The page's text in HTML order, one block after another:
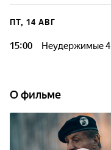
ПТ, 14 АВГ
15:00 Неудержимые 4
О фильме